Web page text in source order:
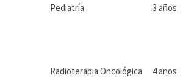
Pediatría
3 años
Radioterapia Oncológica
4 años